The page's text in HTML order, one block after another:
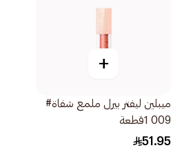
+
ميبلين ليفتر بيرل ملمع شفاة#
009 1قطعة
51.95